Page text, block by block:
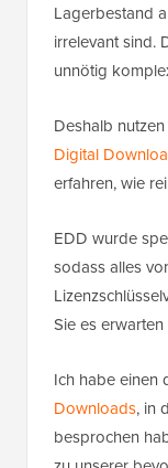
Lagerbestand
irrelevant sind.
unnötig
Deshalb
Digital
erfahren, wie
EDD wurde
sodass alles
Sie es
Ich habe einen
Downloads, in
besprochen